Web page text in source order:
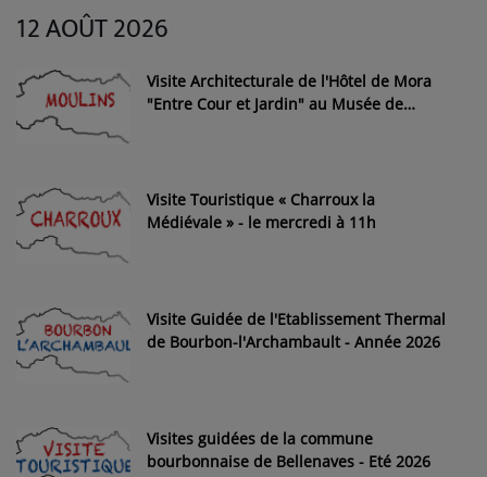
Titres diffusés
Se connecter
12 AOÛT 2026
Visite Architecturale de l'Hôtel de Mora
"Entre Cour et Jardin" au Musée de
Visite Touristique « Charroux la
Médiévale » - le mercredi à 11h
Visite Guidée de l'Etablissement Thermal
de Bourbon-l'Archambault - Année 2026
Visites guidées de la commune
bourbonnaise de Bellenaves - Eté 2026